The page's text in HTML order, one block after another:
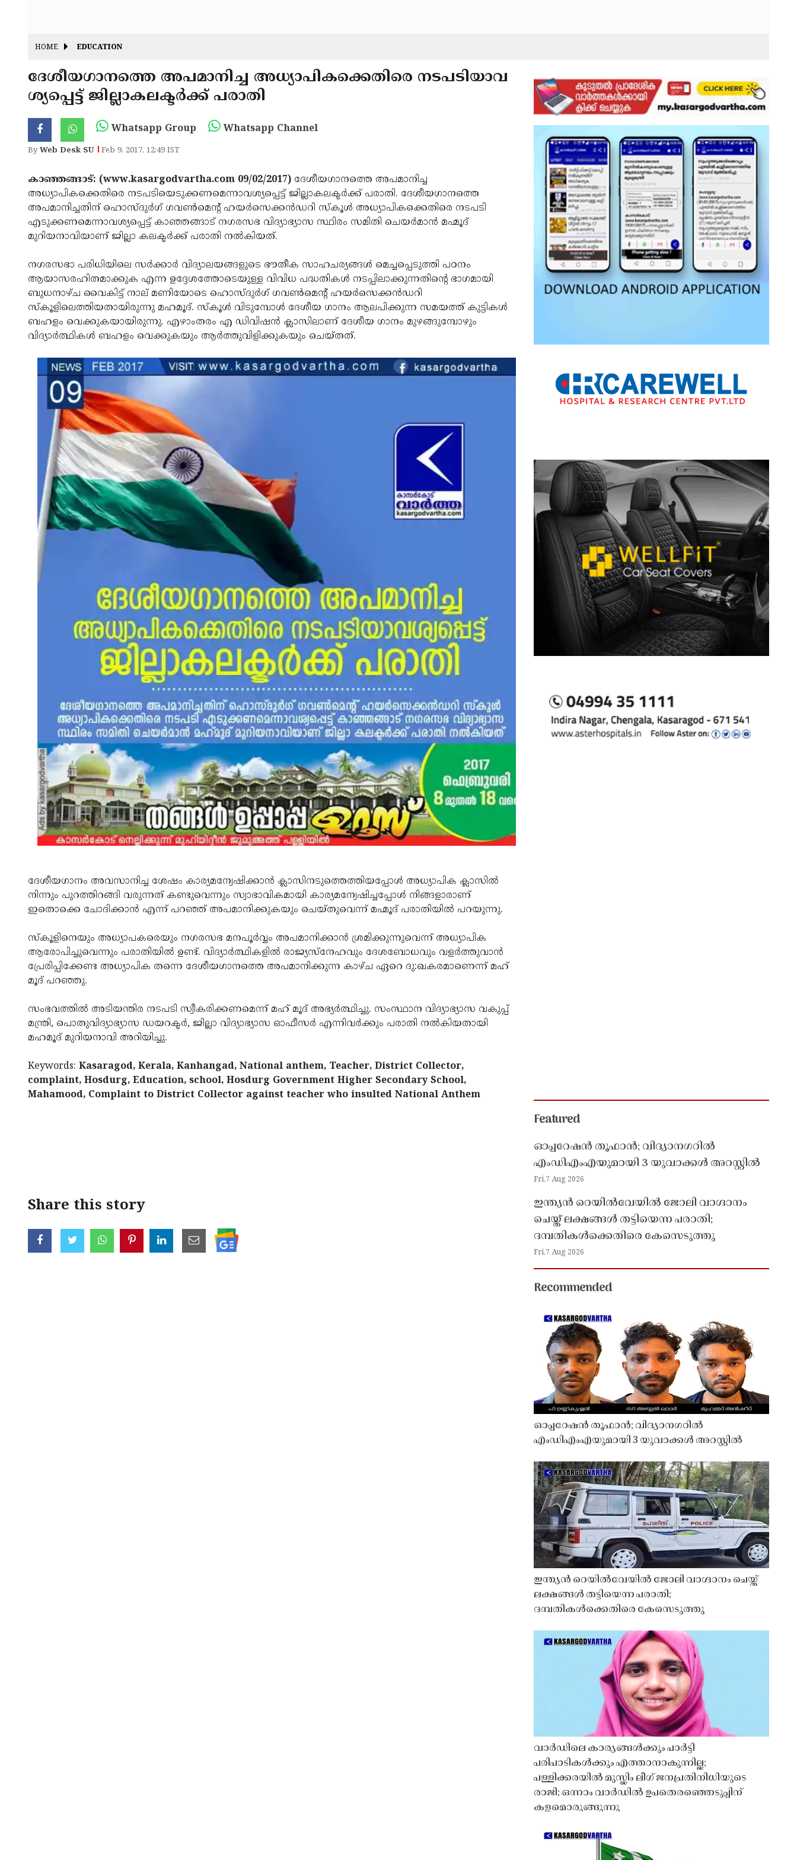
HOME EDUCATION
ദേശീയഗാനത്തെ അപമാനിച്ച അധ്യാപികക്കെതിരെ നടപടിയാവ
ശ്യപ്പെട്ട് ജില്ലാകലക്ടര്‍ക്ക് പരാതി
Whatsapp Group Whatsapp Channel
ByWeb Desk SU Feb 9, 2017, 12:49 IST
കാഞ്ഞങ്ങാട്: (www.kasargodvartha.com 09/02/2017) ദേശീയഗാനത്തെ അപമാനിച്ച
അധ്യാപികക്കെതിരെ നടപടിയെടുക്കണമെന്നാവശ്യപ്പെട്ട് ജില്ലാകലക്ടര്‍ക്ക് പരാതി. ദേശീയഗാനത്തെ
അപമാനിച്ചതിന് ഹൊസ്ദുര്‍ഗ് ഗവണ്‍മെന്റ് ഹയര്‍സെക്കന്‍ഡറി സ്‌കൂള്‍ അധ്യാപികക്കെതിരെ നടപടി
എടുക്കണമെന്നാവശ്യപ്പെട്ട് കാഞ്ഞങ്ങാട് നഗരസഭ വിദ്യാഭ്യാസ സ്ഥിരം സമിതി ചെയര്‍മാന്‍ മഹ്മൂദ്
മുറിയനാവിയാണ് ജില്ലാ കലക്ടര്‍ക്ക് പരാതി നല്‍കിയത്.
നഗരസഭാ പരിധിയിലെ സര്‍ക്കാര്‍ വിദ്യാലയങ്ങളുടെ ഭൗതീക സാഹചര്യങ്ങള്‍ മെച്ചപ്പെടുത്തി പഠനം
ആയാസരഹിതമാക്കുക എന്ന ഉദ്ദേശത്തോടെയുള്ള വിവിധ പദ്ധതികള്‍ നടപ്പിലാക്കുന്നതിന്റെ ഭാഗമായി
ബുധനാഴ്ച വൈകിട്ട് നാല് മണിയോടെ ഹൊസ്ദുര്‍ഗ് ഗവണ്‍മെന്റ് ഹയര്‍സെക്കന്‍ഡറി
സ്‌കൂളിലെത്തിയതായിരുന്നു മഹമൂദ്. സ്‌കൂള്‍ വിടുമ്പോള്‍ ദേശീയ ഗാനം ആലപിക്കുന്ന സമയത്ത് കുട്ടികള്‍
ബഹളം വെക്കുകയായിരുന്നു. എഴാംതരം എ ഡിവിഷന്‍ ക്ലാസിലാണ് ദേശീയ ഗാനം മുഴങ്ങുമ്പോഴും
വിദ്യാര്‍ത്ഥികള്‍ ബഹളം വെക്കുകയും ആര്‍ത്തുവിളിക്കുകയും ചെയ്തത്.
ദേശീയഗാനം അവസാനിച്ച ശേഷം കാര്യമന്വേഷിക്കാന്‍ ക്ലാസിനടുത്തെത്തിയപ്പോള്‍ അധ്യാപിക ക്ലാസില്‍
നിന്നും പുറത്തിറങ്ങി വരുന്നത് കണ്ടുവെന്നും സ്വാഭാവികമായി കാര്യമന്വേഷിച്ചപ്പോള്‍ നിങ്ങളാരാണ്
ഇതൊക്കെ ചോദിക്കാന്‍ എന്ന് പറഞ്ഞ് അപമാനിക്കുകയും ചെയ്തുവെന്ന് മഹ്മൂദ് പരാതിയില്‍ പറയുന്നു.
സ്‌കൂളിനെയും അധ്യാപകരെയും നഗരസഭ മനപൂര്‍വ്വം അപമാനിക്കാന്‍ ശ്രമിക്കുന്നുവെന്ന് അധ്യാപിക
ആരോപിച്ചുവെന്നും പരാതിയില്‍ ഉണ്ട്. വിദ്യാര്‍ത്ഥികളില്‍ രാജ്യസ്‌നേഹവും ദേശബോധവും വളര്‍ത്തുവാന്‍
പ്രേരിപ്പിക്കേണ്ട അധ്യാപിക തന്നെ ദേശീയഗാനത്തെ അപമാനിക്കുന്ന കാഴ്ച ഏറെ ദു:ഖകരമാണെന്ന് മഹ്
മൂദ് പറഞ്ഞു.
സംഭവത്തില്‍ അടിയന്തിര നടപടി സ്വീകരിക്കണമെന്ന് മഹ് മൂദ് അഭ്യര്‍ത്ഥിച്ചു. സംസ്ഥാന വിദ്യാഭ്യാസ വകുപ്പ്
മന്ത്രി, പൊതുവിദ്യാഭ്യാസ ഡയറക്ടര്‍, ജില്ലാ വിദ്യാഭ്യാസ ഓഫീസര്‍ എന്നിവര്‍ക്കും പരാതി നല്‍കിയതായി
മഹമൂദ് മുറിയനാവി അറിയിച്ചു.
Keywords: Kasaragod, Kerala, Kanhangad, National anthem, Teacher, District Collector,
complaint, Hosdurg, Education, school, Hosdurg Government Higher Secondary School,
Mahamood, Complaint to District Collector against teacher who insulted National Anthem
Share this story
Featured
ഓപ്പറേഷൻ തൂഫാൻ; വിദ്യാനഗറിൽ
എംഡിഎംഎയുമായി 3 യുവാക്കൾ അറസ്റ്റിൽ
Fri,7 Aug 2026
ഇന്ത്യൻ റെയിൽവേയിൽ ജോലി വാഗ്ദാനം
ചെയ്ത് ലക്ഷങ്ങൾ തട്ടിയെന്ന പരാതി;
ദമ്പതികൾക്കെതിരെ കേസെടുത്തു
Fri,7 Aug 2026
Recommended
ഓപ്പറേഷൻ തൂഫാൻ; വിദ്യാനഗറിൽ
എംഡിഎംഎയുമായി 3 യുവാക്കൾ അറസ്റ്റിൽ
ഇന്ത്യൻ റെയിൽവേയിൽ ജോലി വാഗ്ദാനം ചെയ്ത്
ലക്ഷങ്ങൾ തട്ടിയെന്ന പരാതി;
ദമ്പതികൾക്കെതിരെ കേസെടുത്തു
വാർഡിലെ കാര്യങ്ങൾക്കും പാർട്ടി
പരിപാടികൾക്കും എത്താനാകുന്നില്ല;
പള്ളിക്കരയിൽ മുസ്ലിം ലീഗ് ജനപ്രതിനിധിയുടെ
രാജി; ഒന്നാം വാർഡിൽ ഉപതെരഞ്ഞെടുപ്പിന്
കളമൊരുങ്ങുന്നു